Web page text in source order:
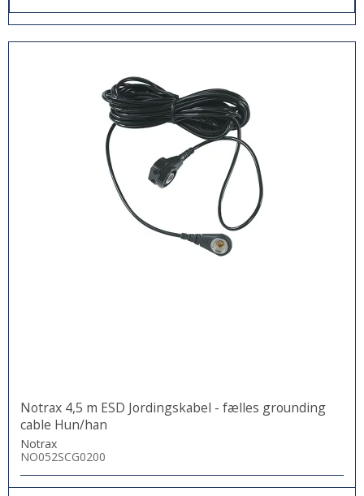
Notrax 4,5 m ESD Jordingskabel - fælles grounding
cable Hun/han
Notrax
NO052SCG0200